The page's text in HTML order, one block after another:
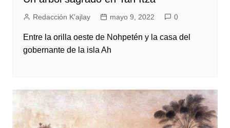
Redacción K'ajlay mayo 9, 2022 0
Entre la orilla oeste de Nohpetén y la casa del
gobernante de la isla Ah